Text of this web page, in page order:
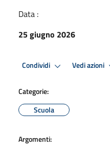
Data :
25 giugno 2026
Condividi Vedi azioni
Categorie:
Scuola
Argomenti: